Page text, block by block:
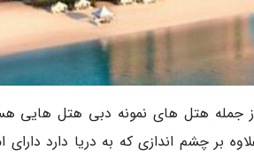
از جمله هتل های نمونه دبی هتل هایی
بر چشم اندازی که به دریا دارد دارای